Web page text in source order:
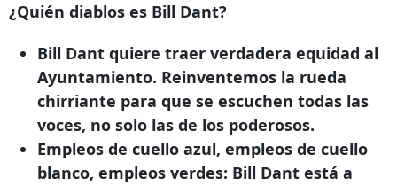
¿Quién diablos es Bill Dant?
Bill Dant quiere traer verdadera equidad al
Ayuntamiento. Reinventemos la rueda
chirriante para que se escuchen todas las
voces, no solo las de los poderosos.
Empleos de cuello azul, empleos de cuello
blanco, empleos verdes: Bill Dant está a